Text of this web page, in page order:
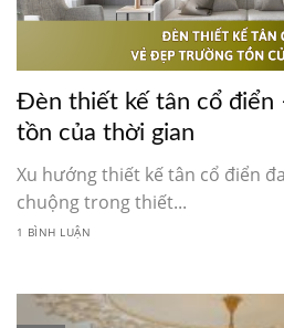
Đèn thiết kế tân cổ điển
tồn của thời gian
Xu hướng thiết kế tân cổ điển
chuộng trong thiết...
1 BÌNH LUẬN